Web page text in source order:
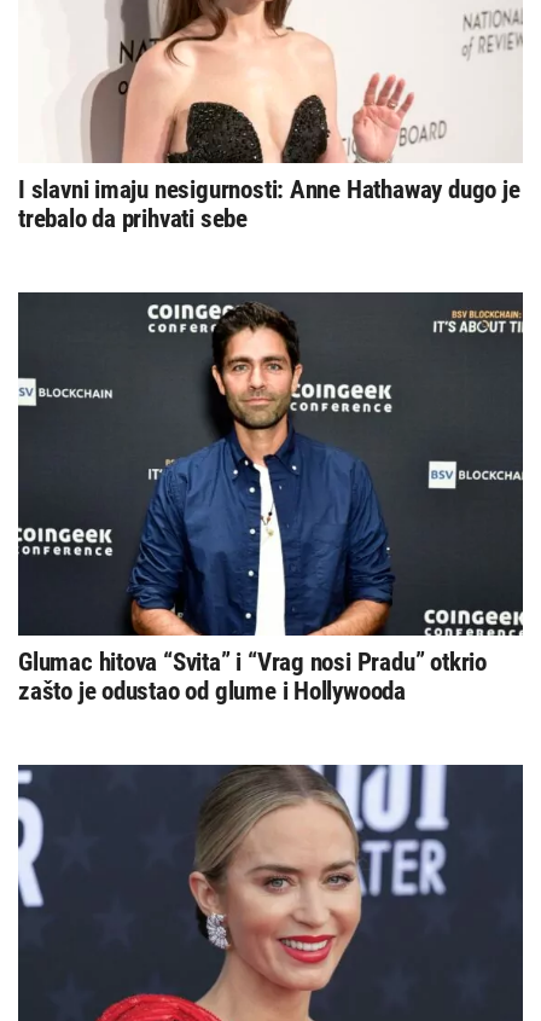
I slavni imaju nesigurnosti: Anne Hathaway dugo je
trebalo da prihvati sebe
Glumac hitova “Svita” i “Vrag nosi Pradu” otkrio
zašto je odustao od glume i Hollywooda